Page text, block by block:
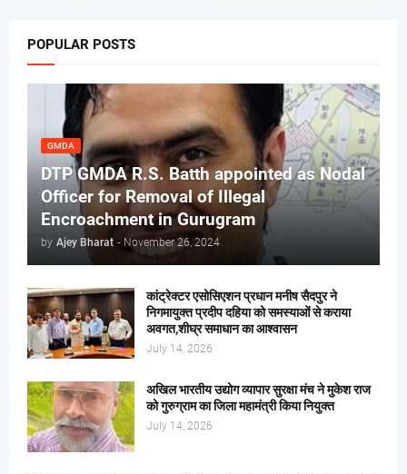
POPULAR POSTS
GMDA
DTP GMDA R.S. Batth appointed as Nodal
Officer for Removal of Illegal
Encroachment in Gurugram
by Ajey Bharat - November 26, 2024
कांट्रेक्टर एसोसिएशन प्रधान मनीष सैदपुर ने
निगमायुक्त प्रदीप दहिया को समस्याओं से कराया
अवगत,शीघ्र समाधान का आश्वासन
July 14, 2026
अखिल भारतीय उद्योग व्यापार सुरक्षा मंच ने मुकेश राज
को गुरुग्राम का जिला महामंत्री किया नियुक्त
July 14, 2026